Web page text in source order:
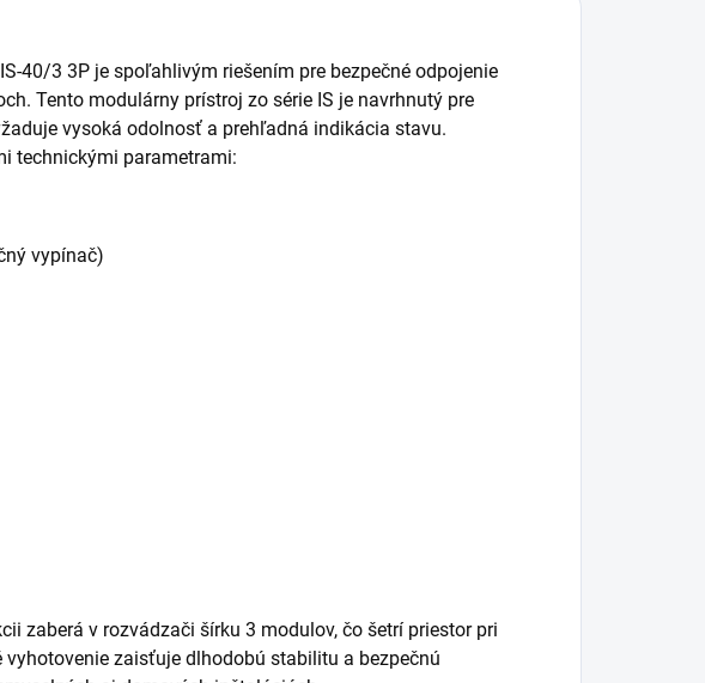
40/3 3P je spoľahlivým riešením pre bezpečné odpojenie
Tento modulárny prístroj zo série IS je navrhnutý pre
vysoká odolnosť a prehľadná indikácia stavu.
technickými parametrami:
vypínač)
zaberá v rozvádzači šírku 3 modulov, čo šetrí priestor pri
zaisťuje dlhodobú stabilitu a bezpečnú